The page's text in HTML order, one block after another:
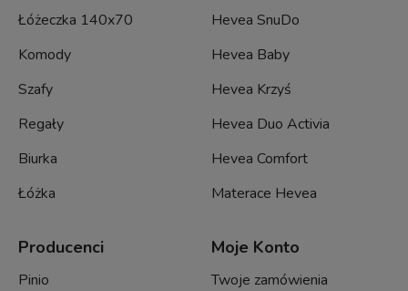
Łóżeczka 140x70
Komody
Szafy
Regały
Biurka
Łóżka
Hevea SnuDo
Hevea Baby
Hevea Krzyś
Hevea Duo Activia
Hevea Comfort
Materace Hevea
Producenci
Pinio
Moje Konto
Twoje zamówienia